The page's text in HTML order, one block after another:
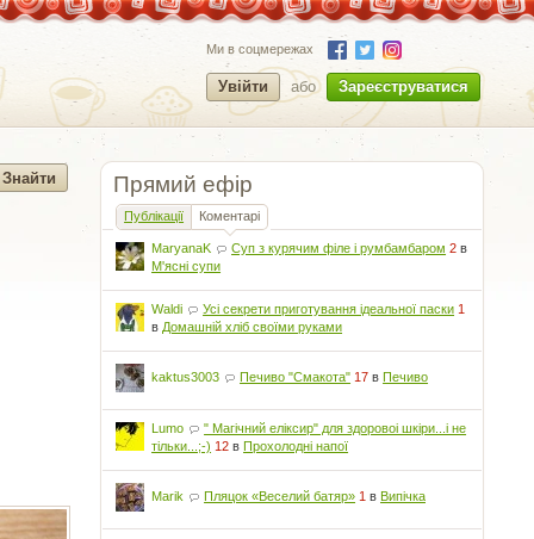
Ми в соцмережах
Увійти або Зареєструватися
Прямий ефір
Публікації Коментарі
MaryanaK Суп з курячим філе і румбамбаром 2 в
М'ясні супи
Waldi Усі секрети приготування ідеальної паски 1
в Домашній хліб своїми руками
kaktus3003 Печиво "Смакота" 17 вПечиво
Lumo
" Магічний еліксир" для здоровоі шкіри...і не
тільки...;-) 12 вПрохолодні напої
Marik Пляцок «Веселий батяр» 1 вВипічка